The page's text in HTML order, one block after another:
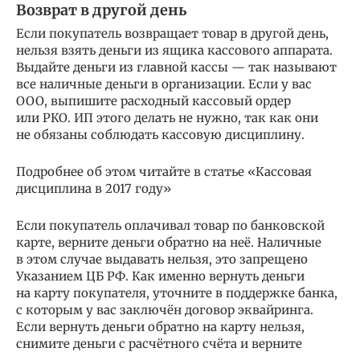
Возврат в другой день
Если покупатель возвращает товар в другой день,
нельзя взять деньги из ящика кассового аппарата.
Выдайте деньги из главной кассы — так называют
все наличные деньги в организации. Если у вас
ООО, выпишите расходный кассовый ордер
или РКО. ИП этого делать не нужно, так как они
не обязаны соблюдать кассовую дисциплину.
Подробнее об этом читайте в статье «Кассовая
дисциплина в 2017 году»
Если покупатель оплачивал товар по банковской
карте, верните деньги обратно на неё. Наличные
в этом случае выдавать нельзя, это запрещено
Указанием ЦБ РФ. Как именно вернуть деньги
на карту покупателя, уточните в поддержке банка,
с которым у вас заключён договор эквайринга.
Если вернуть деньги обратно на карту нельзя,
снимите деньги с расчётного счёта и верните